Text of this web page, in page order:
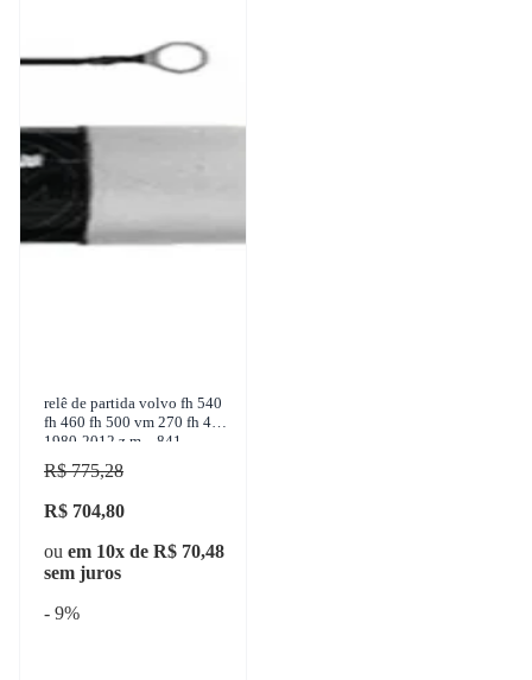
relê de partida volvo fh 540
fh 460 fh 500 vm 270 fh 420
1980-2012 z.m. - 841
R$ 775,28
R$ 704,80
ou em 10x de R$ 70,48
sem juros
- 9%